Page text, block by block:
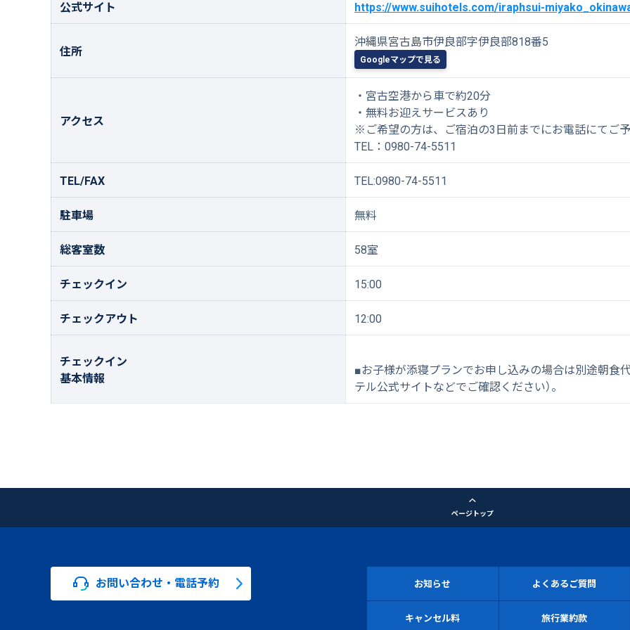
公式サイト https://www.suihotels.com/iraphsui-
住所
沖縄県宮古島市伊良部字伊良部818番5
Googleマップで見る
アクセス
・宮古空港から車で約20分
・無料お迎えサービスあり
※ご希望の方は、ご宿泊の3日前までにお電話にてご予
TEL：0980-74-5511
TEL/FAX TEL:0980-74-5511
駐車場 無料
総客室数 58室
チェックイン 15:00
チェックアウト 12:00
チェックイン
基本情報
■お子様が添寝プランでお申し込みの場合は別途朝食
テル公式サイトなどでご確認ください）。
ページトップ
お問い合わせ・電話予約 お知らせ よくあるご質問
キャンセル料 旅行業約款